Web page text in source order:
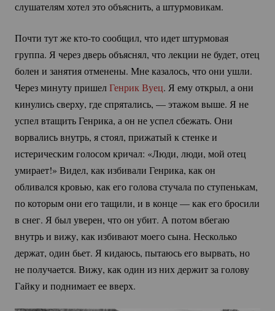
слушателям хотел это объяснить, а штурмовикам.
Почти тут жекто-тосообщил, что идет штурмовая
группа. Я через дверь объяснял, что лекции не будет, отец
болен и занятия отменены. Мне казалось, что они ушли.
Через минуту пришелГенрик Вуец. Я ему открыл, а они
кинулись сверху, где спрятались, — этажом выше. Я не
успел втащить Генрика, а он не успел сбежать. Они
ворвались внутрь, я стоял, прижатый к стенке и
истерическим голосом кричал: «Люди, люди, мой отец
умирает!» Видел, как избивали Генрика, как он
обливался кровью, как его голова стучала по ступенькам,
по которым они его тащили, и в конце — как его бросили
в снег. Я был уверен, что он убит. А потом вбегаю
внутрь и вижу, как избивают моего сына. Несколько
держат, один бьет. Я кидаюсь, пытаюсь его вырвать, но
не получается. Вижу, как один из них держит за голову
Гайку и поднимает ее вверх.